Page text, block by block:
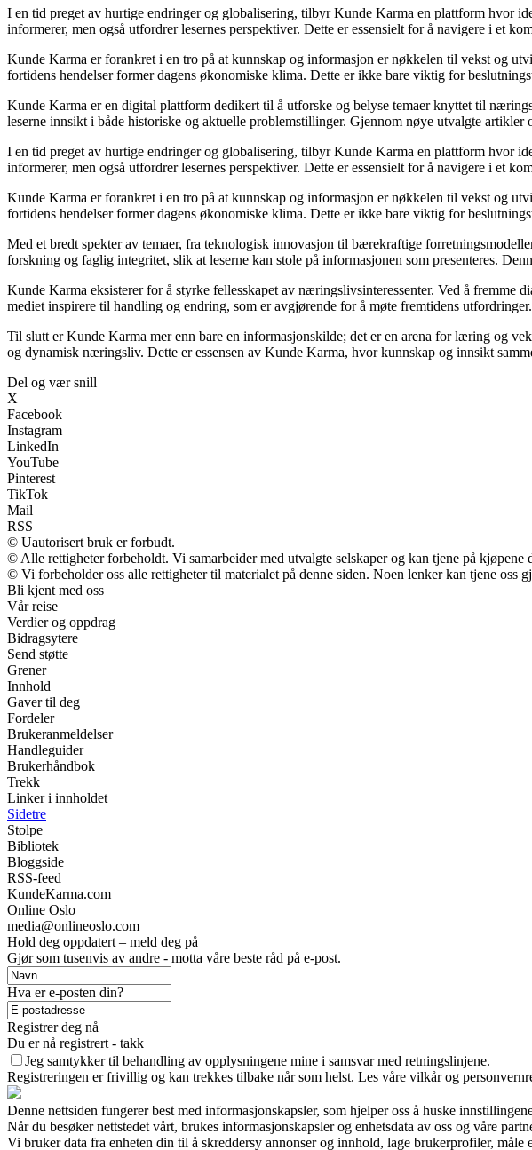
I en tid preget av hurtige endringer og globalisering, tilbyr Kunde Karma en plattform hvor
informerer, men også utfordrer lesernes perspektiver. Dette er essensielt for å navigere i et
Kunde Karma er forankret i en tro på at kunnskap og informasjon er nøkkelen til vekst og
fortidens hendelser former dagens økonomiske klima. Dette er ikke bare viktig for
Kunde Karma er en digital plattform dedikert til å utforske og belyse temaer knyttet til
leserne innsikt i både historiske og aktuelle problemstillinger. Gjennom nøye utvalgte
I en tid preget av hurtige endringer og globalisering, tilbyr Kunde Karma en plattform hvor
informerer, men også utfordrer lesernes perspektiver. Dette er essensielt for å navigere i et
Kunde Karma er forankret i en tro på at kunnskap og informasjon er nøkkelen til vekst og
fortidens hendelser former dagens økonomiske klima. Dette er ikke bare viktig for
Med et bredt spekter av temaer, fra teknologisk innovasjon til bærekraftige
forskning og faglig integritet, slik at leserne kan stole på informasjonen som presenteres.
Kunde Karma eksisterer for å styrke fellesskapet av næringslivsinteressenter. Ved å
mediet inspirere til handling og endring, som er avgjørende for å møte fremtidens utfordringer.
Til slutt er Kunde Karma mer enn bare en informasjonskilde; det er en arena for læring og
og dynamisk næringsliv. Dette er essensen av Kunde Karma, hvor kunnskap og innsikt
Del og vær snill
X
Facebook
Instagram
LinkedIn
YouTube
Pinterest
TikTok
Mail
RSS
© Uautorisert bruk er forbudt.
© Alle rettigheter forbeholdt. Vi samarbeider med utvalgte selskaper og kan tjene på kjøpene
© Vi forbeholder oss alle rettigheter til materialet på denne siden. Noen lenker kan tjene
Bli kjent med oss
Vår reise
Verdier og oppdrag
Bidragsytere
Send støtte
Grener
Innhold
Gaver til deg
Fordeler
Brukeranmeldelser
Handleguider
Brukerhåndbok
Trekk
Linker i innholdet
Sidetre
Stolpe
Bibliotek
Bloggside
RSS-feed
KundeKarma.com
Online Oslo
media@onlineoslo.com
Hold deg oppdatert – meld deg på
Gjør som tusenvis av andre - motta våre beste råd på e-post.
Hva er e-posten din?
Registrer deg nå
Du er nå registrert - takk
Jeg samtykker til behandling av opplysningene mine i samsvar med retningslinjene.
Registreringen er frivillig og kan trekkes tilbake når som helst. Les våre vilkår og
Denne nettsiden fungerer best med informasjonskapsler, som hjelper oss å huske
Når du besøker nettstedet vårt, brukes informasjonskapsler og enhetsdata av oss og våre
Vi bruker data fra enheten din til å skreddersy annonser og innhold, lage brukerprofiler,